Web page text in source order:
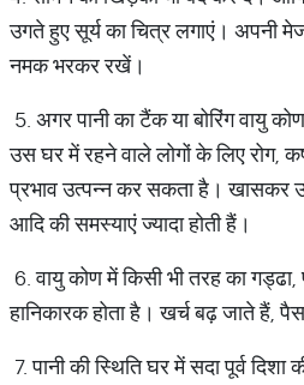
उगते हुए सूर्य का चित्र लगाएं। अपनी
नमक भरकर रखें।
5. अगर पानी का टैंक या बोरिंग वायु
उस घर में रहने वाले लोगों के लिए रोग,
प्रभाव उत्पन्न कर सकता है। खासकर
आदि की समस्याएं ज्यादा होती हैं।
6. वायु कोण में किसी भी तरह का
हानिकारक होता है। खर्च बढ़ जाते हैं,
7. पानी की स्थिति घर में सदा पूर्व